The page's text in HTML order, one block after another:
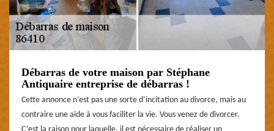
Débarras de votre maison par Stéphane
Antiquaire entreprise de débarras !
Cette annonce n’est pas une sorte d’incitation au divorce, mais au
contraire une aide à vous faciliter la vie. Vous venez de divorcer.